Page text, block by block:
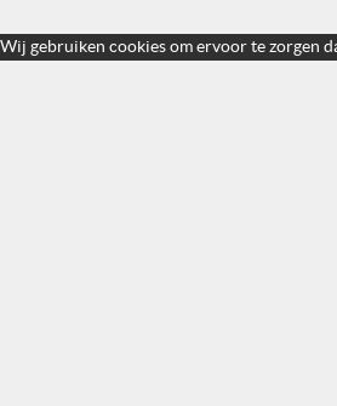
Wij gebruiken cookies om ervoor te zorgen